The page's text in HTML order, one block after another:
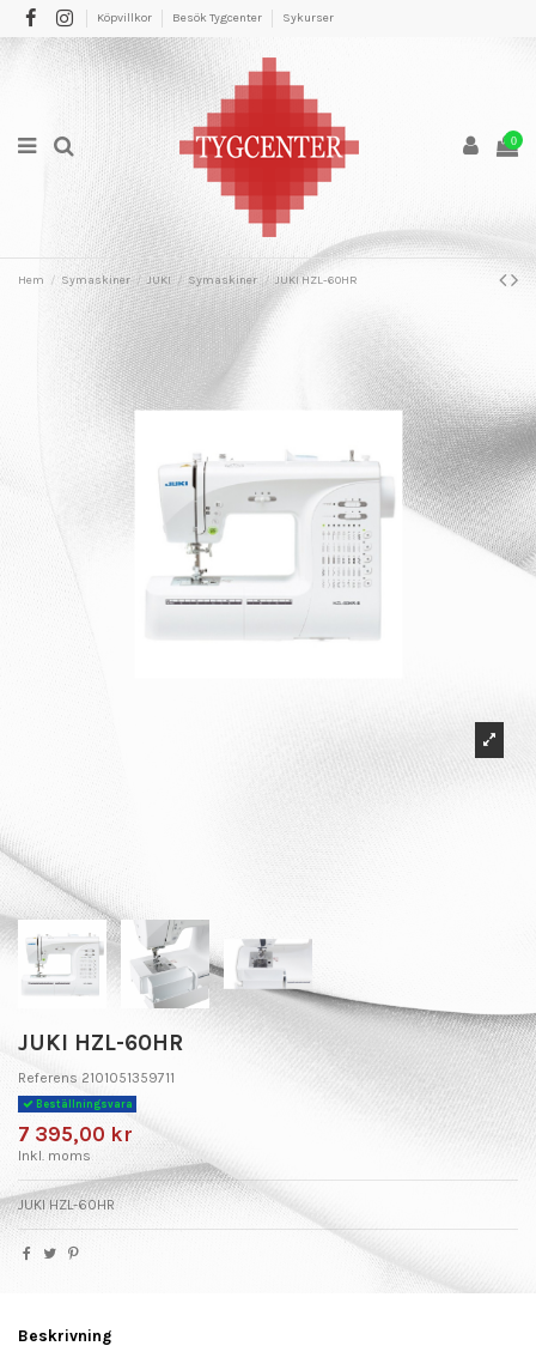
Köpvillkor Besök Tygcenter Sykurser
0
Hem Symaskiner JUKI Symaskiner JUKI HZL-60HR
JUKI HZL-60HR
Referens 2101051359711
Beställningsvara
7 395,00 kr
Inkl. moms
JUKI HZL-60HR
Beskrivning